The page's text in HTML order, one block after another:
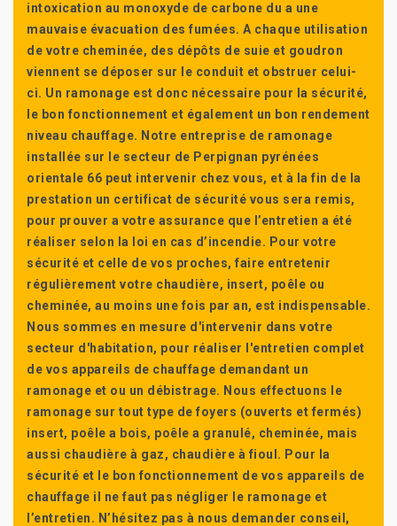
intoxication au monoxyde de carbone du a une
mauvaise évacuation des fumées. A chaque utilisation
de votre cheminée, des dépôts de suie et goudron
viennent se déposer sur le conduit et obstruer celui-
ci. Un ramonage est donc nécessaire pour la sécurité,
le bon fonctionnement et également un bon rendement
niveau chauffage. Notre entreprise de ramonage
installée sur le secteur de Perpignan pyrénées
orientale 66 peut intervenir chez vous, et à la fin de la
prestation un certificat de sécurité vous sera remis,
pour prouver a votre assurance que l’entretien a été
réaliser selon la loi en cas d’incendie. Pour votre
sécurité et celle de vos proches, faire entretenir
régulièrement votre chaudière, insert, poêle ou
cheminée, au moins une fois par an, est indispensable.
Nous sommes en mesure d'intervenir dans votre
secteur d'habitation, pour réaliser l'entretien complet
de vos appareils de chauffage demandant un
ramonage et ou un débistrage. Nous effectuons le
ramonage sur tout type de foyers (ouverts et fermés)
insert, poêle a bois, poêle a granulé, cheminée, mais
aussi chaudière à gaz, chaudière à fioul. Pour la
sécurité et le bon fonctionnement de vos appareils de
chauffage il ne faut pas négliger le ramonage et
l’entretien. N’hésitez pas à nous demander conseil,